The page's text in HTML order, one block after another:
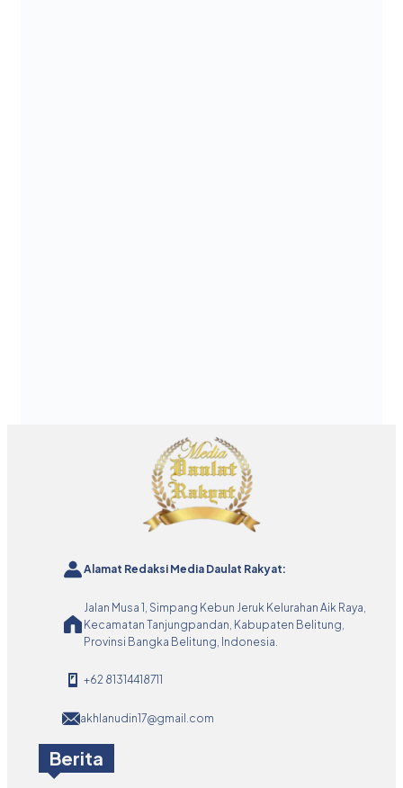
Alamat Redaksi Media Daulat Rakyat:
Jalan Musa 1, Simpang Kebun Jeruk Kelurahan Aik Raya,
Kecamatan Tanjungpandan, Kabupaten Belitung,
Provinsi Bangka Belitung, Indonesia.
+62 81314418711
akhlanudin17@gmail.com
Berita